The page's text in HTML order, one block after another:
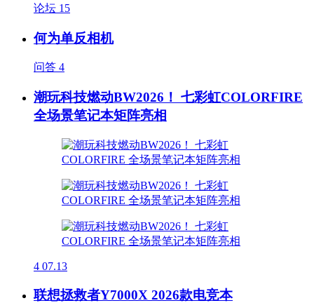
论坛 15
何为单反相机
问答 4
潮玩科技燃动BW2026！ 七彩虹COLORFIRE
全场景笔记本矩阵亮相
4 07.13
联想拯救者Y7000X 2026款电竞本